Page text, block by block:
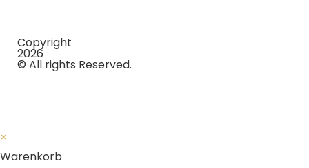
Copyright
2026
© All rights Reserved.
×
Warenkorb